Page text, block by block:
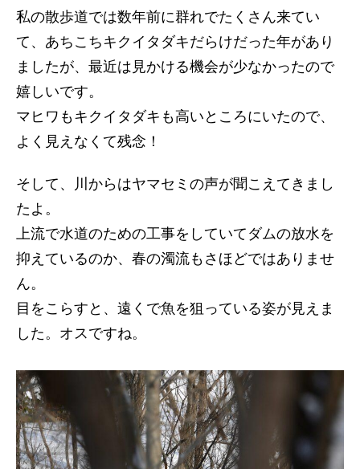
私の散歩道では数年前に群れでたくさん来てい
て、あちこちキクイタダキだらけだった年があり
ましたが、最近は見かける機会が少なかったので
嬉しいです。
マヒワもキクイタダキも高いところにいたので、
よく見えなくて残念！
そして、川からはヤマセミの声が聞こえてきまし
たよ。
上流で水道のための工事をしていてダムの放水を
抑えているのか、春の濁流もさほどではありませ
ん。
目をこらすと、遠くで魚を狙っている姿が見えま
した。オスですね。